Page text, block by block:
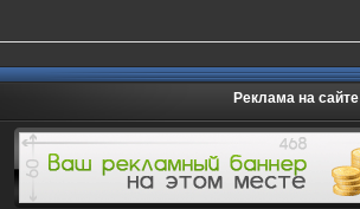
Реклама на сайте